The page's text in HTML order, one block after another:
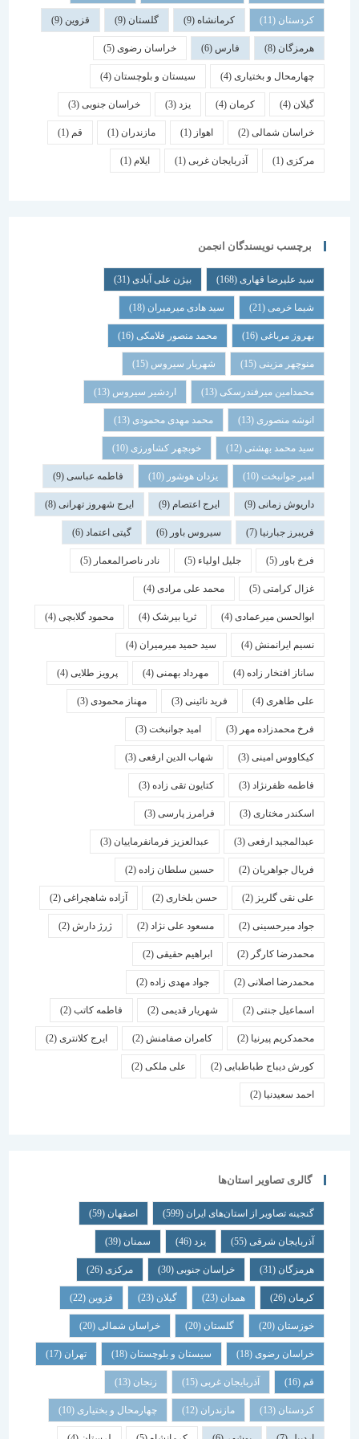
کردستان(11) کرمانشاه(9) گلستان (9) قزوین
هرمزگان(8) فارس خراسان رضوی(5)
چهارمحال و بختیاری (4) سیستان و بلوچستان(4)
کرمان یزد خراسان جنوبی(3)
خراسان شمالی(2) اهواز مازندران(1) قم
(1) آذربایجان غربی(1) ایلام
برچسب نویسندگان انجمن
سید علیرضا قهاری(168) بیژن علی آبادی(31)
شیما خرمی(21) سید هادی میرمیران(18)
بهروز مرباغی (16) محمد منصور فلامکی (16)
منوچهر مزینی(15) شهریار سیروس(15)
محمدامین میرفندرسکی(13) اردشیر سیروس(13)
انوشه منصوری(13) محمد مهدی محمودی(13)
سید محمد بهشتی(12) خوبچهر کشاورزی(10)
امیر جوانبخت(10) یزدان هوشور(10) فاطمه عباسی(9)
داریوش زمانی(9) ایرج اعتصام(9) ایرج شهروز تهرانی(8)
فریبرز جبارنیا(7) سیروس باور(6) گیتی اعتماد(6)
فرخ باور(5) جلیل اولیاء(5) نادر ناصرالمعمار (5)
غزال کرامتی(5) محمد علی مرادی(4)
ابوالحسن میرعمادی(4) ثریا بیرشک(4) محمود گلابچی(4)
نسیم ایرانمنش(4) سید حمید میرمیران(4)
ساناز افتخار زاده(4) مهرداد بهمنی (4) پرویز طلایی(4)
علی طاهری(4) فرید نائینی(3) مهناز محمودی(3)
فرخ محمدزاده مهر(3) امید جوانبخت(3)
کیکاووس امینی(3) شهاب الدین ارفعی(3)
فاطمه ظفرنژاد(3) کتایون تقی زاده(3)
اسكندر مختاری (3) فرامرز پارسی(3)
عبدالمجید ارفعی(3) عبدالعزیز فرمانفرماییان(3)
فریال جواهریان(2) حسین سلطان زاده(2)
علی نقی گلریز(2) حسن بلخاری(2) آزاده شاهچراغی(2)
جواد میرحسینی(2) مسعود علی نژاد(2) ژرژ دارش (2)
محمدرضا کارگر(2) ابراهیم حقیقی(2)
محمدرضا اصلانی(2) جواد مهدی زاده(2)
اسماعیل جنتی(2) شهریار قدیمی(2) فاطمه کاتب(2)
محمدکریم پیرنیا (2) کامران صفامنش(2) ایرج کلانتری (2)
کورش دیباج طباطبایی(2) علی ملکی(2)
احمد سعیدنیا (2)
گالری تصاویر استان‌ها
گنجینه تصاویر از استان‌های ایران(599) اصفهان (59)
آذربایجان شرقی(55) یزد سمنان (39)
هرمزگان(31) خراسان جنوبی(30) مرکزی (26)
همدان گیلان قزوین
خوزستان(20) گلستان (20) خراسان شمالی(20)
خراسان رضوی(18) سیستان و بلوچستان(18) تهران
آذربایجان غربی(15) زنجان
کردستان(13) مازندران(12) چهارمحال و بختیاری (10)